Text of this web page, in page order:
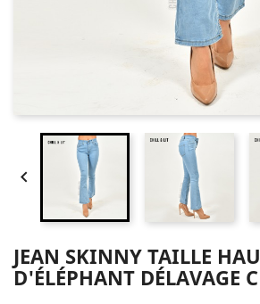

JEAN SKINNY TAILLE
D'ÉLÉPHANT DÉLAVAGE